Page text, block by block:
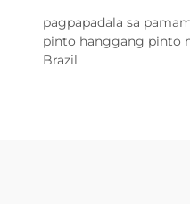
pagpapadala sa
pinto hanggang pinto
Brazil